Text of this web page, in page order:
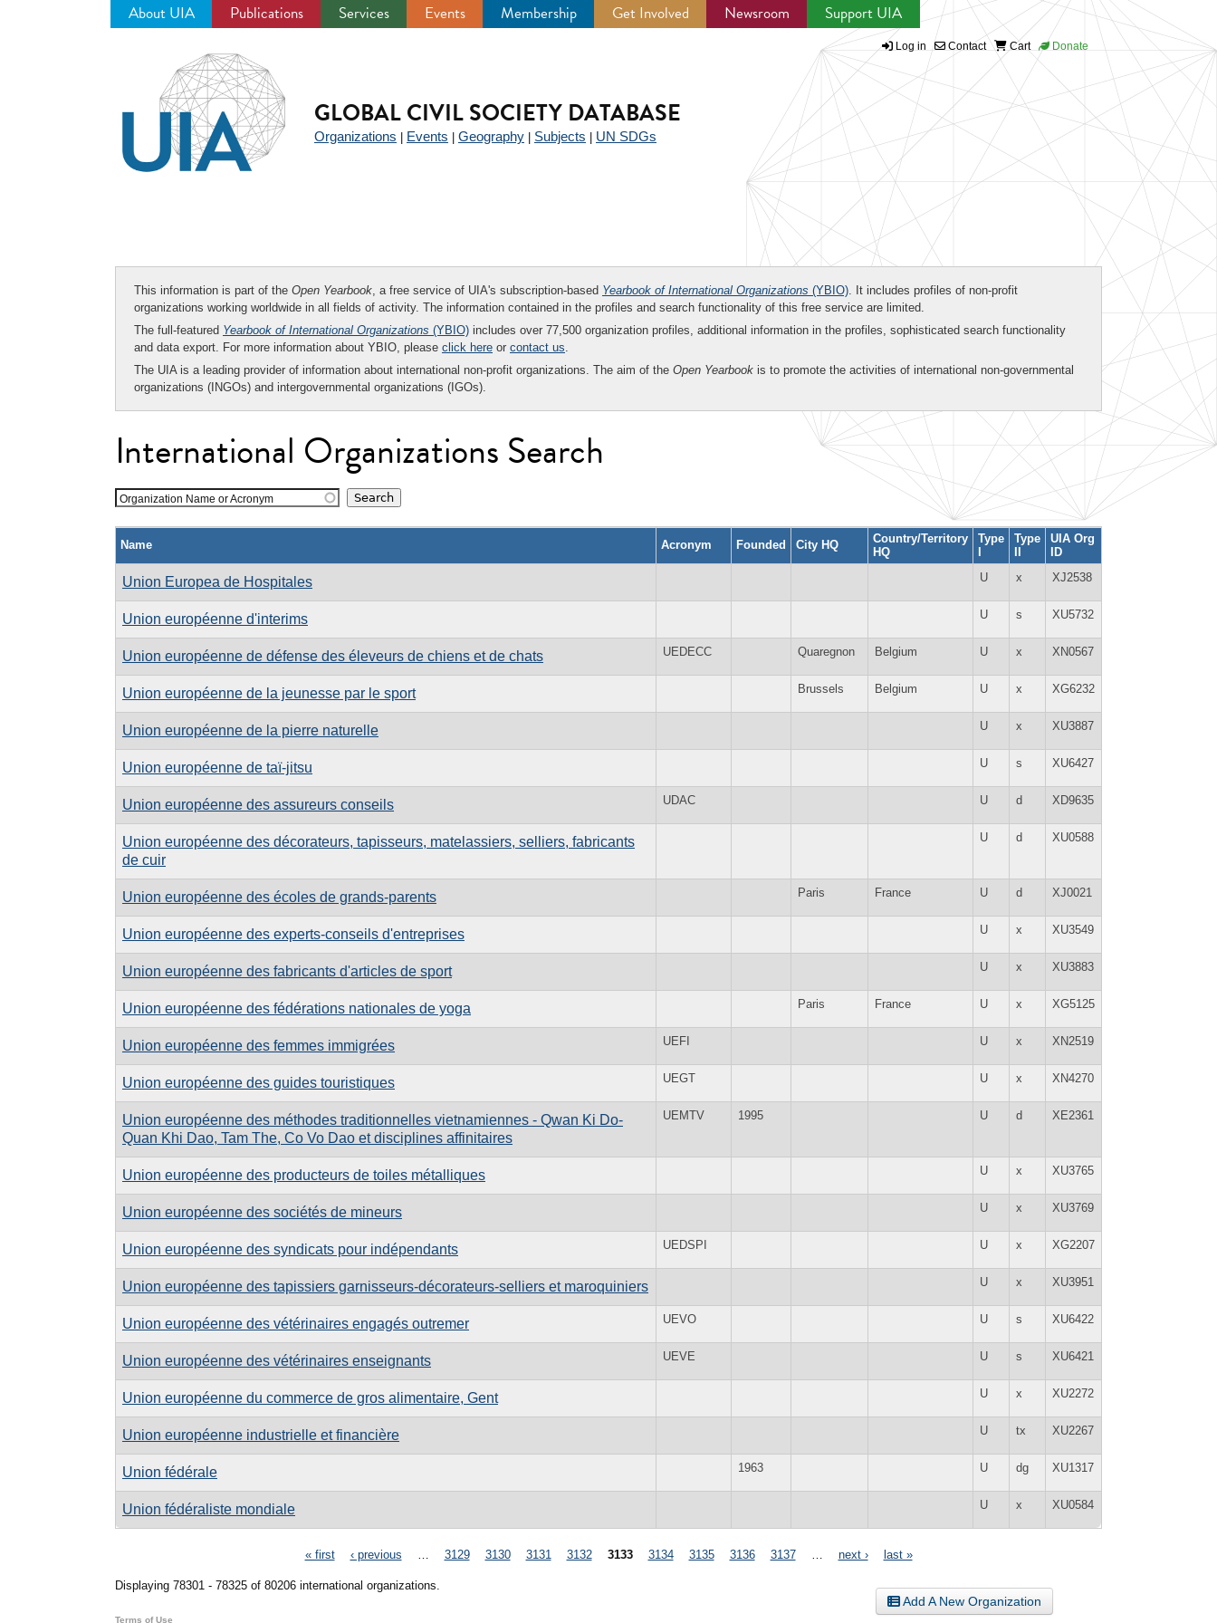
About UIA Publications Services Events Membership Get Involved Newsroom Support UIA
Log in Contact Cart Donate
GLOBAL CIVIL SOCIETY DATABASE
Organizations Events Geography Subjects UN SDGs
This information is part of the Open Yearbook, a free service of UIA's subscription-based Yearbook of International Organizations (YBIO). It includes profiles of non-profit
organizations working worldwide in all fields of activity. The information contained in the profiles and search functionality of this free service are limited.
The full-featured Yearbook of International Organizations (YBIO) includes over 77,500 organization profiles, additional information in the profiles, sophisticated search functionality
and data export. For more information about YBIO, please click here or contact us.
The UIA is a leading provider of information about international non-profit organizations. The aim of the Open Yearbook is to promote the activities of international non-governmental
organizations (INGOs) and intergovernmental organizations (IGOs).
International Organizations Search
Organization Name or Acronym
Name Acronym Founded City HQ
Country/Territory
HQ
Type
I
Type
II
UIA Org
ID
Union Europea de Hospitales U x XJ2538
Union européenne d'interims U s XU5732
Union européenne de défense des éleveurs de chiens et de chats UEDECC Quaregnon Belgium U x XN0567
Union européenne de la jeunesse par le sport Brussels Belgium U x XG6232
Union européenne de la pierre naturelle U x XU3887
Union européenne de taï-jitsu U s XU6427
Union européenne des assureurs conseils UDAC U d XD9635
Union européenne des décorateurs, tapisseurs, matelassiers, selliers, fabricants
de cuir
U d XU0588
Union européenne des écoles de grands-parents Paris France U d XJ0021
Union européenne des experts-conseils d'entreprises U x XU3549
Union européenne des fabricants d'articles de sport U x XU3883
Union européenne des fédérations nationales de yoga Paris France U x XG5125
Union européenne des femmes immigrées UEFI U x XN2519
Union européenne des guides touristiques UEGT U x XN4270
Union européenne des méthodes traditionnelles vietnamiennes - Qwan Ki Do-
Quan Khi Dao, Tam The, Co Vo Dao et disciplines affinitaires
UEMTV 1995 U d XE2361
Union européenne des producteurs de toiles métalliques U x XU3765
Union européenne des sociétés de mineurs U x XU3769
Union européenne des syndicats pour indépendants UEDSPI U x XG2207
Union européenne des tapissiers garnisseurs-décorateurs-selliers et maroquiniers U x XU3951
Union européenne des vétérinaires engagés outremer UEVO U s XU6422
Union européenne des vétérinaires enseignants UEVE U s XU6421
Union européenne du commerce de gros alimentaire, Gent U x XU2272
Union européenne industrielle et financière U tx XU2267
Union fédérale 1963 U dg XU1317
Union fédéraliste mondiale U x XU0584
« first ‹ previous 3129 3130 3131 3132 3133 3134 3135 3136 3137 next › last »
Displaying 78301 - 78325 of 80206 international organizations.
Add A New Organization
Terms of Use